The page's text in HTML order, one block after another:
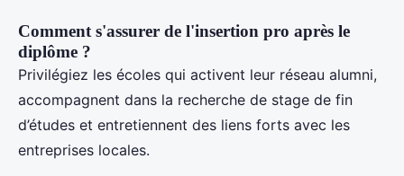
Comment s'assurer de l'insertion pro après le
diplôme ?
Privilégiez les écoles qui activent leur réseau alumni,
accompagnent dans la recherche de stage de fin
d’études et entretiennent des liens forts avec les
entreprises locales.